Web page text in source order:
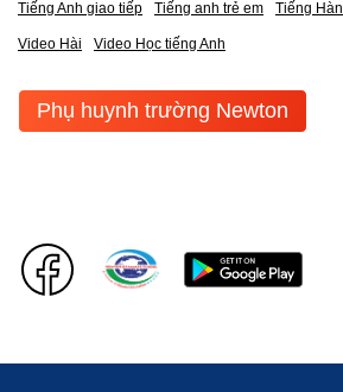
Tiếng Anh giao tiếp Tiếng anh trẻ em Tiếng Hàn
Video Hài Video Học tiếng Anh
Phụ huynh trường Newton